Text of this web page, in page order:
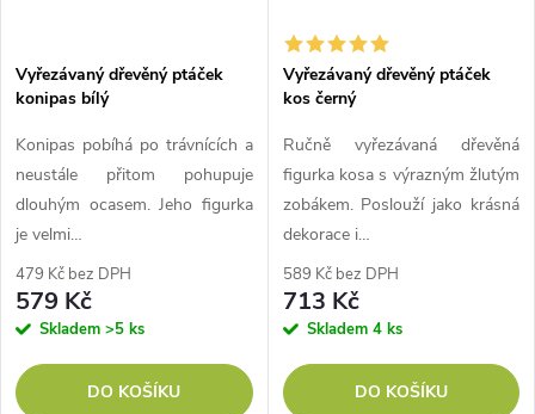
Vyřezávaný dřevěný ptáček
konipas bílý
Konipas pobíhá po trávnících a
neustále přitom pohupuje
dlouhým ocasem. Jeho figurka
je velmi…
479 Kč bez DPH
579 Kč
Skladem >5 ks
DO KOŠÍKU
Vyřezávaný dřevěný ptáček
kos černý
Ručně vyřezávaná dřevěná
figurka kosa s výrazným žlutým
zobákem. Poslouží jako krásná
dekorace i…
589 Kč bez DPH
713 Kč
Skladem 4 ks
DO KOŠÍKU